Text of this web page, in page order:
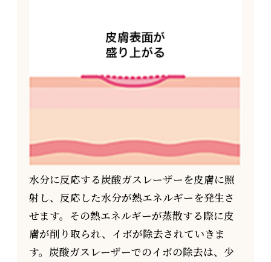
水分に反応する炭酸ガスレーザーを皮膚に照
射し、反応した水分が熱エネルギーを発生さ
せます。その熱エネルギーが蒸散する際に皮
膚が削り取られ、イボが除去されていきま
す。炭酸ガスレーザーでのイボの除去は、少